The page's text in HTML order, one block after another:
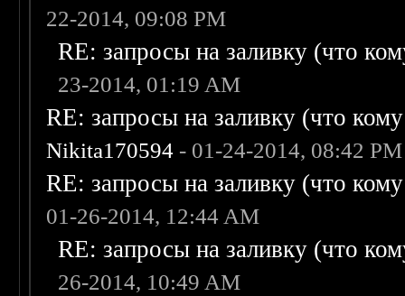
22-2014, 09:08 PM
RE: запросы на заливку (что
23-2014, 01:19 AM
RE: запросы на заливку (что
Nikita170594 - 01-24-2014, 08:42 PM
RE: запросы на заливку (что
01-26-2014, 12:44 AM
RE: запросы на заливку (что
26-2014, 10:49 AM